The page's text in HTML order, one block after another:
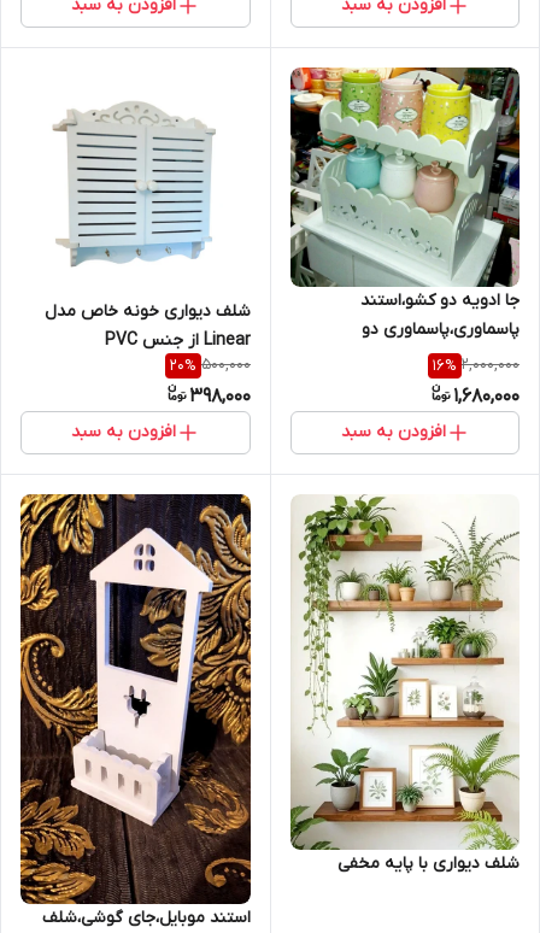
افزودن به سبد افزودن به سبد
جا ادویه دو کشو،استند
پاسماوری،پاسماوری دو
کشو،استند،شلف پاسماوری،شلف
دو کشو
2,000,000
16%
1,680,000
افزودن به سبد
شلف دیواری خونه خاص مدل
Linear از جنس PVC
500,000
20%
398,000
افزودن به سبد
شلف دیواری با پایه مخفی
استند موبایل،جای گوشی،شلف